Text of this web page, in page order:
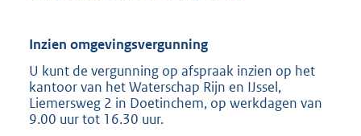
Inzien omgevingsvergunning
U kunt de vergunning op afspraak inzien op het
kantoor van het Waterschap Rijn en IJssel,
Liemersweg 2 in Doetinchem, op werkdagen van
9.00 uur tot 16.30 uur.